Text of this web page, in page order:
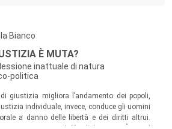
Bianco
È MUTA?
inattuale di natura
politica
giustizia migliora l’andamento dei popoli,
individuale, invece, conduce gli uomini
a danno delle libertà e dei diritti altrui.